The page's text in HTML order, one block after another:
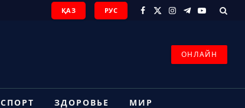
ҚАЗ РУС
Facebook
X
Instagram
Telegram
YouTube
ОНЛАЙН
СПОРТ ЗДОРОВЬЕ МИР